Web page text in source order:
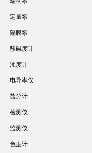
定量泵
隔膜泵
酸碱度计
浊度计
电导率仪
盐分计
检测仪
监测仪
色度计